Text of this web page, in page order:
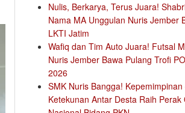
Nulis, Berkarya, Terus Juara!
Nama MA Unggulan Nuris Jember
LKTI Jatim
Wafiq dan Tim Auto Juara! Futsal
Nuris Jember Bawa Pulang Trofi
2026
SMK Nuris Bangga! Kepemimpinan
Ketekunan Antar Desta Raih Perak